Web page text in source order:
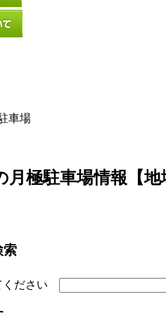
車場
月極駐車場情報【地
索
ください